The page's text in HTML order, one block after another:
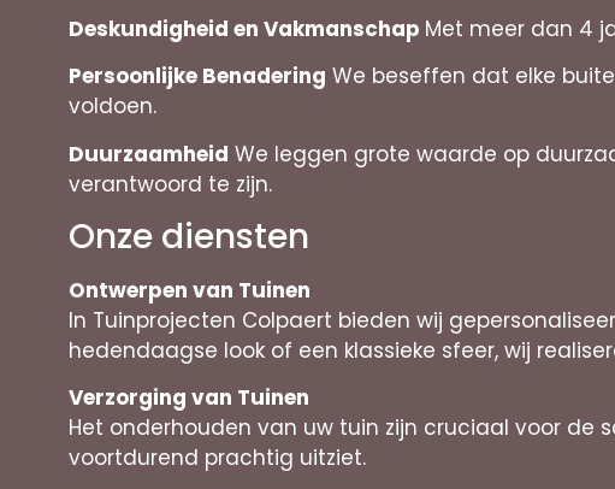
Deskundigheid en Vakmanschap Met meer dan 4
Persoonlijke Benadering We beseffen dat elke
voldoen.
Duurzaamheid We leggen grote waarde op
verantwoord te zijn.
Onze diensten
Ontwerpen van Tuinen
In Tuinprojecten Colpaert bieden wij
hedendaagse look of een klassieke sfeer, wij
Verzorging van Tuinen
Het onderhouden van uw tuin zijn cruciaal voor de
voortdurend prachtig uitziet.